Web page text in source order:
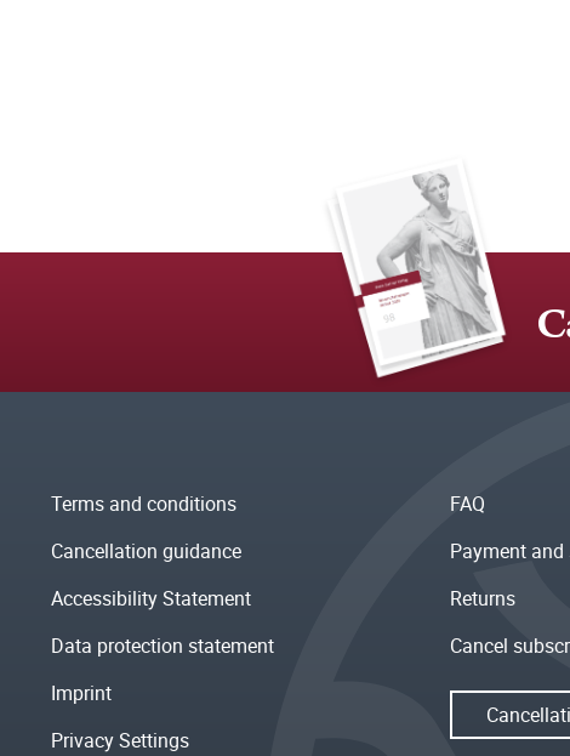
Terms and conditions
Cancellation guidance
Accessibility Statement
Data protection statement
Imprint
Privacy Settings
FAQ
Payment
Returns
Cancel